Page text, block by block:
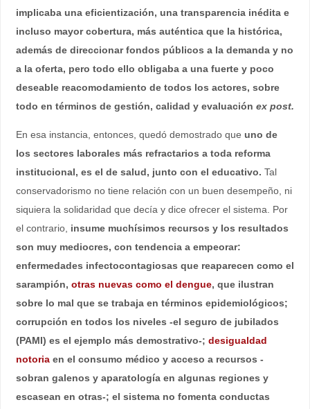
implicaba una eficientización, una transparencia inédita e
incluso mayor cobertura, más auténtica que la histórica,
además de direccionar fondos públicos a la demanda y no
a la oferta, pero todo ello obligaba a una fuerte y poco
deseable reacomodamiento de todos los actores, sobre
todo en términos de gestión, calidad y evaluación ex post.
En esa instancia, entonces, quedó demostrado que uno de
los sectores laborales más refractarios a toda reforma
institucional, es el de salud, junto con el educativo. Tal
conservadorismo no tiene relación con un buen desempeño, ni
siquiera la solidaridad que decía y dice ofrecer el sistema. Por
el contrario, insume muchísimos recursos y los resultados
son muy mediocres, con tendencia a empeorar:
enfermedades infectocontagiosas que reaparecen como el
sarampión, otras nuevas como el dengue, que ilustran
sobre lo mal que se trabaja en términos epidemiológicos;
corrupción en todos los niveles -el seguro de jubilados
(PAMI) es el ejemplo más demostrativo-; desigualdad
notoria en el consumo médico y acceso a recursos -
sobran galenos y aparatología en algunas regiones y
escasean en otras-; el sistema no fomenta conductas